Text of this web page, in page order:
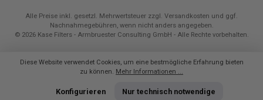
Alle Preise inkl. gesetzl. Mehrwertsteuer zzgl. Versandkosten und ggf.
Nachnahmegebühren, wenn nicht anders angegeben.
© 2026 Kase Filters - Armbruester Consulting GmbH - Alle Rechte vorbehalten.
Diese Website verwendet Cookies, um eine bestmögliche Erfahrung bieten
zu können. Mehr Informationen ...
Nur technisch notwendige
Konfigurieren